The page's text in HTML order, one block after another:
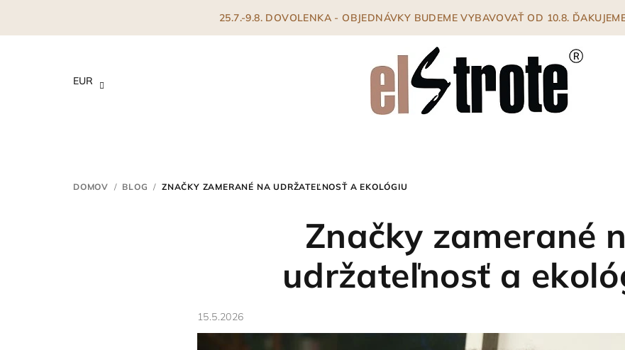
25.7.-9.8. DOVOLENKA - OBJEDNÁVKY BUDEME VYBAVOVAŤ OD 10.8.
EUR
DOMOV / BLOG / ZNAČKY ZAMERANÉ NA UDRŽATEĽNOSŤ A EKOLÓGIU
Značky zamerané
udržateľnosť a
15.5.2026